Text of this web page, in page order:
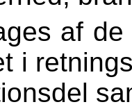
af
i